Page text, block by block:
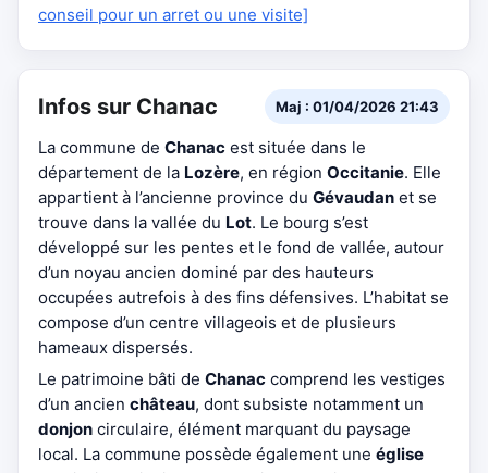
conseil pour un arret ou une visite]
Infos sur Chanac Maj : 01/04/2026 21:43
La commune de Chanac est située dans le
département de la Lozère, en région Occitanie. Elle
appartient à l’ancienne province du Gévaudan et se
trouve dans la vallée du Lot. Le bourg s’est
développé sur les pentes et le fond de vallée, autour
d’un noyau ancien dominé par des hauteurs
occupées autrefois à des fins défensives. L’habitat se
compose d’un centre villageois et de plusieurs
hameaux dispersés.
Le patrimoine bâti de Chanac comprend les vestiges
d’un ancien château, dont subsiste notamment un
donjon circulaire, élément marquant du paysage
local. La commune possède également une église